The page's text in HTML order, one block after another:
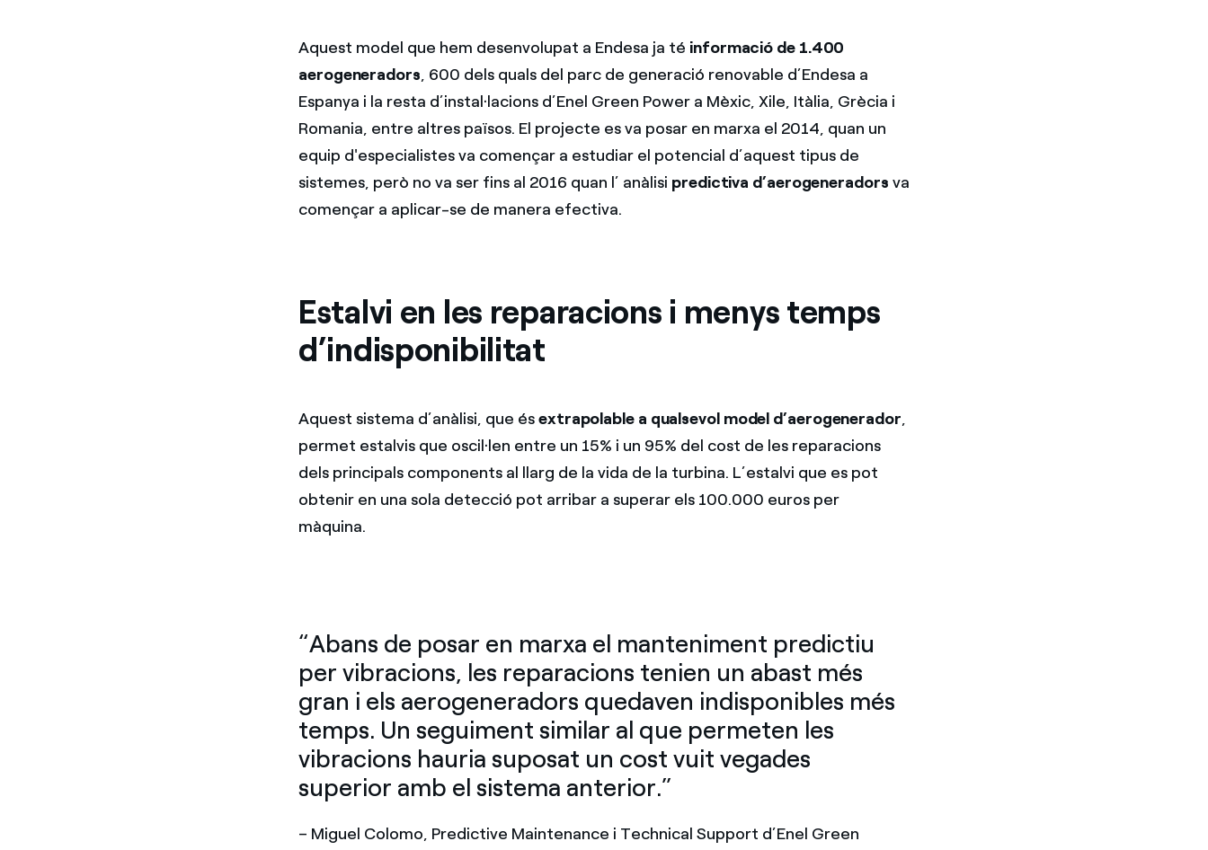
Aquest model que hem desenvolupat a Endesa ja té informació de 1.400
aerogeneradors, 600 dels quals del parc de generació renovable d’Endesa a
Espanya i la resta d’instal·lacions d’Enel Green Power a Mèxic, Xile, Itàlia, Grècia i
Romania, entre altres països. El projecte es va posar en marxa el 2014, quan un
equip d'especialistes va començar a estudiar el potencial d’aquest tipus de
sistemes, però no va ser fins al 2016 quan l’ anàlisi predictiva d’aerogeneradors va
començar a aplicar-se de manera efectiva.
Estalvi en les reparacions i menys temps
d’indisponibilitat
Aquest sistema d’anàlisi, que ésextrapolable a qualsevol model d’aerogenerador,
permet estalvis que oscil·len entre un 15% i un 95% del cost de les reparacions
dels principals components al llarg de la vida de la turbina. L’estalvi que es pot
obtenir en una sola detecció pot arribar a superar els 100.000 euros per
màquina.
“Abans de posar en marxa el manteniment predictiu
per vibracions, les reparacions tenien un abast més
gran i els aerogeneradors quedaven indisponibles més
temps. Un seguiment similar al que permeten les
vibracions hauria suposat un cost vuit vegades
superior amb el sistema anterior.”
– Miguel Colomo, Predictive Maintenance i Technical Support d’Enel Green